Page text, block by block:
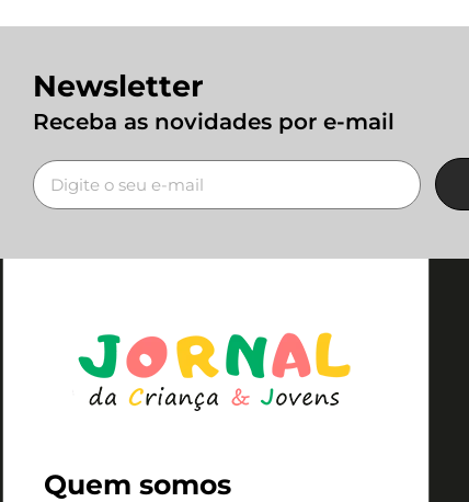
Newsletter
Receba as novidades por e-mail
Quem somos